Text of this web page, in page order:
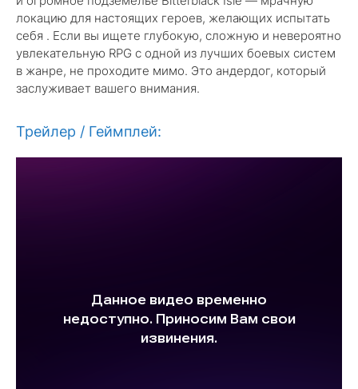
локацию для настоящих героев, желающих испытать
себя . Если вы ищете глубокую, сложную и невероятно
увлекательную RPG с одной из лучших боевых систем
в жанре, не проходите мимо. Это андердог, который
заслуживает вашего внимания.
Трейлер / Геймплей: